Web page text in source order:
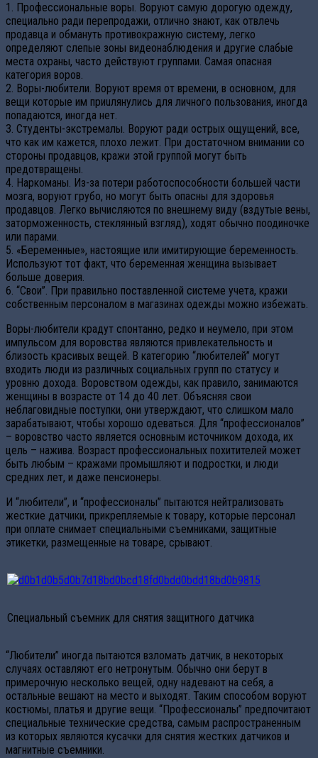
1. Профессиональные воры. Воруют самую дорогую одежду,
специально ради перепродажи, отлично знают, как отвлечь
продавца и обмануть противокражную систему, легко
определяют слепые зоны видеонаблюдения и другие слабые
места охраны, часто действуют группами. Самая опасная
категория воров.
2. Воры-любители. Воруют время от времени, в основном, для
вещи которые им приuлянулись для личного пользования, иногда
попадаются, иногда нет.
3. Студенты-экстремалы. Воруют ради острых ощущений, все,
что как им кажется, плохо лежит. При достаточном внимании со
стороны продавцов, кражи этой группой могут быть
предотвращены.
4. Наркоманы. Из-за потери работоспособности большей части
мозга, воруют грубо, но могут быть опасны для здоровья
продавцов. Легко вычисляются по внешнему виду (вздутые вены,
заторможенность, стеклянный взгляд), ходят обычно поодиночке
или парами.
5. «Беременные», настоящие или имитирующие беременность.
Используют тот факт, что беременная женщина вызывает
больше доверия.
6. “Свои”. При правильно поставленной системе учета, кражи
собственным персоналом в магазинах одежды можно избежать.
Воры-любители крадут спонтанно, редко и неумело, при этом
импульсом для воровства являются привлекательность и
близость красивых вещей. В категорию “любителей” могут
входить люди из различных социальных групп по статусу и
уровню дохода. Воровством одежды, как правило, занимаются
женщины в возрасте от 14 до 40 лет. Объясняя свои
неблаговидные поступки, они утверждают, что слишком мало
зарабатывают, чтобы хорошо одеваться. Для “профессионалов”
– воровство часто является основным источником дохода, их
цель – нажива. Возраст профессиональных похитителей может
быть любым – кражами промышляют и подростки, и люди
средних лет, и даже пенсионеры.
И “любители”, и “профессионалы” пытаются нейтрализовать
жесткие датчики, прикрепляемые к товару, которые персонал
при оплате снимает специальными съемниками, защитные
этикетки, размещенные на товаре, срывают.
Специальный съемник для снятия защитного датчика
“Любители” иногда пытаются взломать датчик, в некоторых
случаях оставляют его нетронутым. Обычно они берут в
примерочную несколько вещей, одну надевают на себя, а
остальные вешают на место и выходят. Таким способом воруют
костюмы, платья и другие вещи. “Профессионалы” предпочитают
специальные технические средства, самым распространенным
из которых являются кусачки для снятия жестких датчиков и
магнитные съемники.